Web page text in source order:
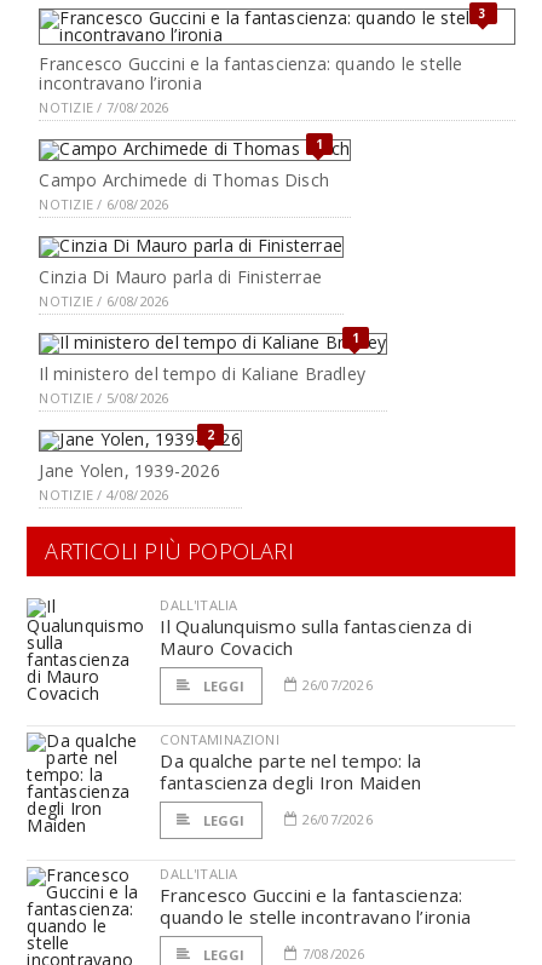
3
Francesco Guccini e la fantascienza: quando le stelle
incontravano l’ironia
NOTIZIE / 7/08/2026
1
Campo Archimede di Thomas Disch
NOTIZIE / 6/08/2026
Cinzia Di Mauro parla di Finisterrae
NOTIZIE / 6/08/2026
1
Il ministero del tempo di Kaliane Bradley
NOTIZIE / 5/08/2026
2
Jane Yolen, 1939-2026
NOTIZIE / 4/08/2026
ARTICOLI PIÙ POPOLARI
DALL'ITALIA
Il Qualunquismo sulla fantascienza di
Mauro Covacich
LEGGI 26/07/2026
CONTAMINAZIONI
Da qualche parte nel tempo: la
fantascienza degli Iron Maiden
LEGGI 26/07/2026
DALL'ITALIA
Francesco Guccini e la fantascienza:
quando le stelle incontravano l’ironia
LEGGI 7/08/2026